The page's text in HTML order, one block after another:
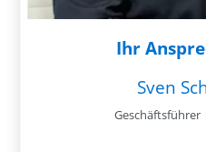
Ihr
Sven